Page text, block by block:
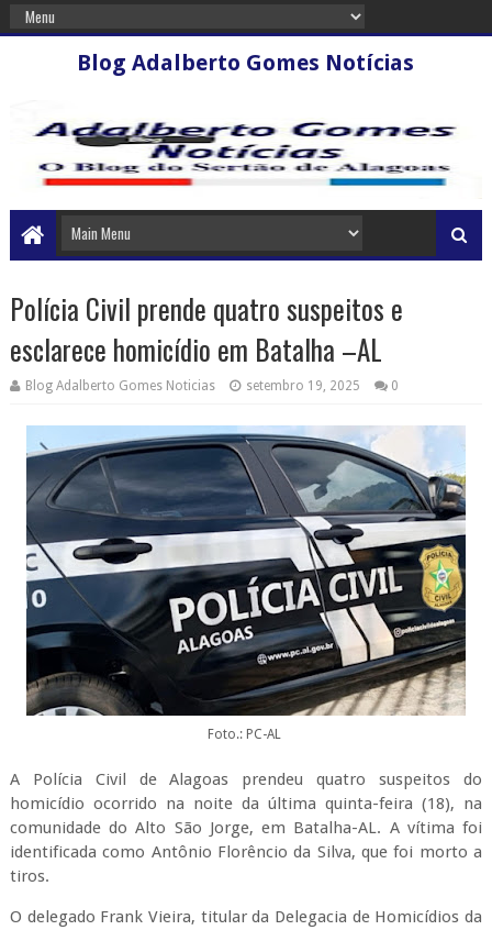
Blog Adalberto Gomes Notícias
Polícia Civil prende quatro suspeitos e
esclarece homicídio em Batalha –AL
Blog Adalberto Gomes Noticias setembro 19, 2025 0
Foto.: PC-AL
A Polícia Civil de Alagoas prendeu quatro suspeitos do
homicídio ocorrido na noite da última quinta-feira (18), na
comunidade do Alto São Jorge, em Batalha-AL. A vítima foi
identificada como Antônio Florêncio da Silva, que foi morto a
tiros.
O delegado Frank Vieira, titular da Delegacia de Homicídios da